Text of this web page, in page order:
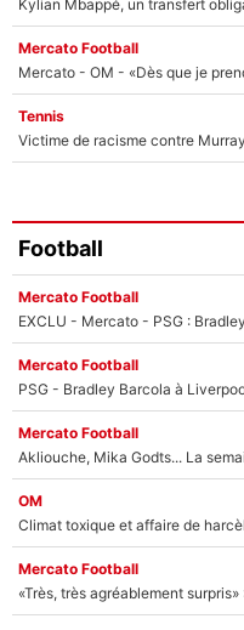
Kylian Mbappé, un transfert
Mercato Football
Tennis
Football
Mercato Football
EXCLU - Mercato - PSG :
Mercato Football
PSG - Bradley Barcola à
Mercato Football
OM
Mercato Football